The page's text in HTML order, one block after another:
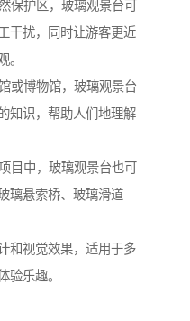
保护区，玻璃观景台可
干扰，同时让游客更近
。
或博物馆，玻璃观景台
知识，帮助人们地理解
目中，玻璃观景台也可
璃悬索桥、玻璃滑道
和视觉效果，适用于多
验乐趣。